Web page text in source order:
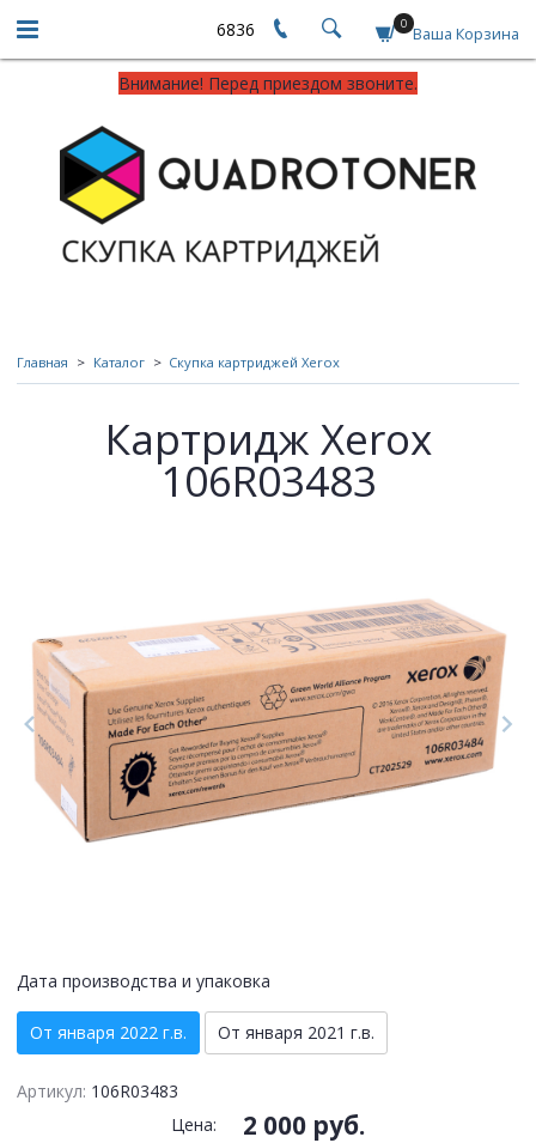
6836 0 Ваша Корзина
Внимание! Перед приездом звоните.
Главная Каталог Скупка картриджей Xerox
Картридж Xerox
106R03483
Дата производства и упаковка
От января 2022 г.в. От января 2021 г.в.
Артикул: 106R03483
Цена:
2 000 руб.